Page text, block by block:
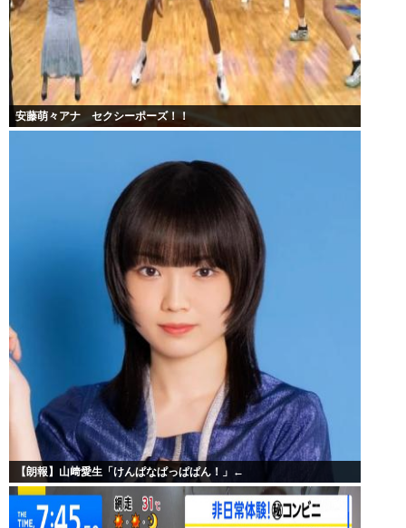
安藤萌々アナ セクシーポーズ！！
【朗報】山﨑愛生「けんぱなぱっぱぱん！」←